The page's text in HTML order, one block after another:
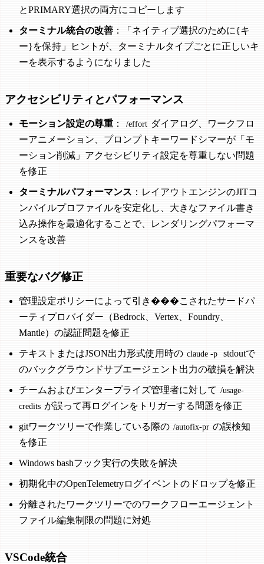
とPRIMARY選択の両方にコピーします
ターミナル統合の改善 ：「ネイティブ選択のために{キ
ー}を保持」ヒントが、ターミナルタイプごとに正しいキ
ーを表示するようになりました
アクセシビリティとパフォーマンス
モーション設定の尊重 ： /effort ダイアログ、ワークフロ
ーアニメーション、プロンプトキーワードシマーが「モ
ーション削減」アクセシビリティ設定を尊重しない問題
を修正
ターミナルパフォーマンス ：レイアウトエンジンのJITコ
ンパイルプロファイルを安定化し、大きなファイル書き
込み操作を最適化することで、レンダリングパフォーマ
ンスを改善
重要なバグ修正
管理設定ポリシーによって引き���こされたサードパ
ーティプロバイダー（Bedrock、Vertex、Foundry、
Mantle）の認証問題を修正
テキストまたはJSON出力形式使用時の claude -p
stdoutで
のバックグラウンドサブエージェント出力の破損を解決
チームおよびエンタープライズ管理者に対して /usage-
credits が誤って再ログインをトリガーする問題を修正
gitワークツリーで作業している際の /autofix-pr の誤検知
を修正
Windows bashフック実行の失敗を解決
初期化中のOpenTelemetryログイベントのドロップを修正
分離されたワークツリーでのワークフローエージェント
ファイル編集制限の問題に対処
VSCode統合